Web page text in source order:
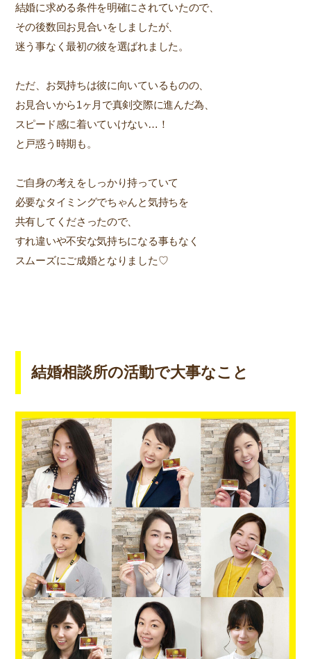
結婚に求める条件を明確にされていたので、
その後数回お見合いをしましたが、
迷う事なく最初の彼を選ばれました。
ただ、お気持ちは彼に向いているものの、
お見合いから1ヶ月で真剣交際に進んだ為、
スピード感に着いていけない…！
と戸惑う時期も。
ご自身の考えをしっかり持っていて
必要なタイミングでちゃんと気持ちを
共有してくださったので、
すれ違いや不安な気持ちになる事もなく
スムーズにご成婚となりました♡
結婚相談所の活動で大事なこと